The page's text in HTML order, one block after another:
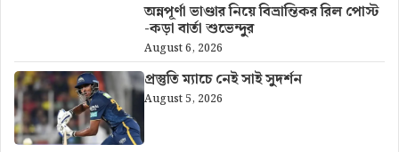
অন্নপূর্ণা ভাণ্ডার নিয়ে বিভ্রান্তিকর রিল পোস্ট
-কড়া বার্তা শুভেন্দুর
August 6, 2026
প্রস্তুতি ম্যাচে নেই সাই সুদর্শন
August 5, 2026